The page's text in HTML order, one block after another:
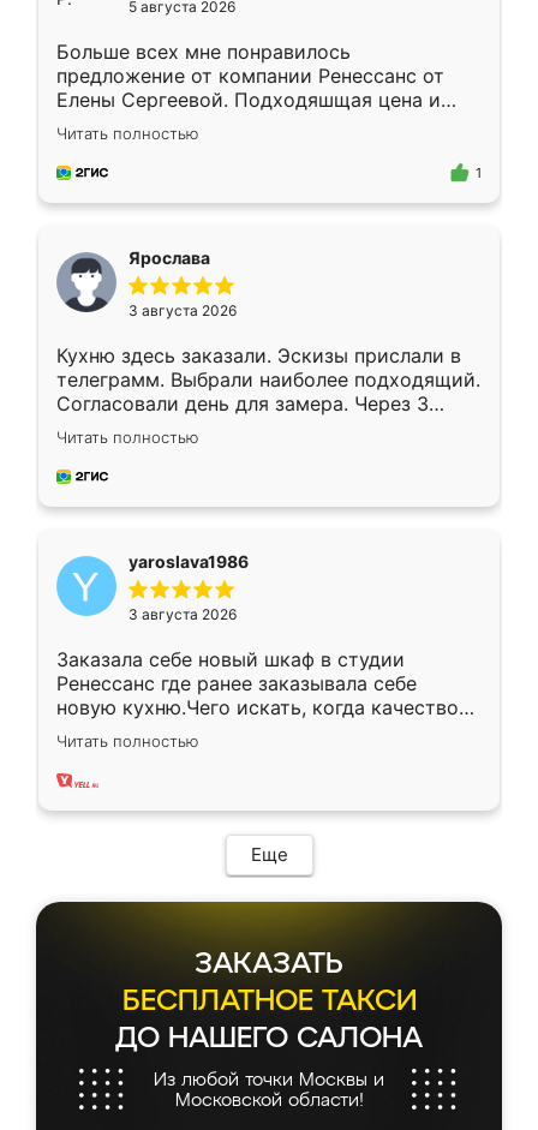
5 августа 2026
Больше всех мне понравилось
предложение от компании Ренессанс от
Елены Сергеевой. Подходяшщая цена и
короткие сроки изготовления. Приехавший
для замера сотрудник Владислав
предложил по моему эскизу самый
Читать полностью
1
Ярослава
3 августа 2026
Кухню здесь заказали. Эскизы прислали в
телеграмм. Выбрали наиболее подходящий.
Согласовали день для замера. Через 3
недели кухня была уже готова. Остались
довольны работой. Спасибо Ренессанс
мебель за качественную работу!
Читать полностью
yaroslava1986
3 августа 2026
Заказала себе новый шкаф в студии
Ренессанс где ранее заказывала себе
новую кухню.Чего искать, когда качеством
вполне довольна. Служит кухня уже почти
два года, нареканий нет.
Читать полностью
Еще
ЗАКАЗАТЬ
БЕСПЛАТНОЕ ТАКСИ
ДО НАШЕГО САЛОНА
Из любой точки Москвы и
Московской области!